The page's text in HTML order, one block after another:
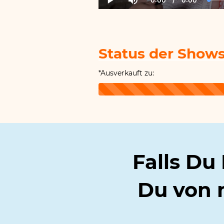
Play Mute
Current
Time
Duration
Status der
*Ausverkauft zu:
Falls
Du von